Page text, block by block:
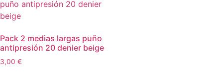
Pack 2 medias largas puño
antipresión 20 denier beige
3,00 €